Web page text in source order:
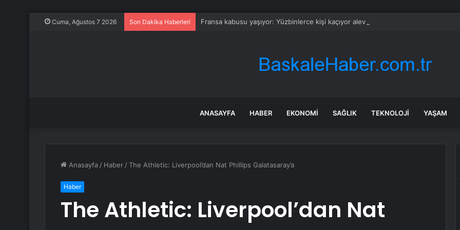
Cuma, Ağustos 7 2026 Son Dakika Haberleri Fransa kabusu yaşıyor: Yüzbinlerce kişi kaçıyor alevler kovalıyor
ANASAYFA HABER EKONOMI SAĞLIK TEKNOLOJI YAŞAM
Anasayfa / Haber /The Athletic: Liverpool’dan Nat Phillips Galatasaray’a
Haber
The Athletic: Liverpool’dan Nat